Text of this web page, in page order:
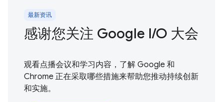
最新资讯
感谢您关注 Google I / O 大会
观看点播会议和学习内容，了解 Google 和
Chrome 正在采取哪些措施来帮助您推动持续创新
和实施。